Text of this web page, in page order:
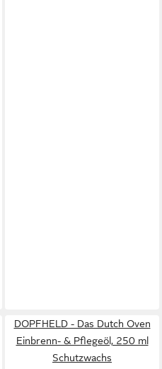
DOPFHELD - Das Dutch Oven
Einbrenn- & Pflegeöl, 250 ml
Schutzwachs